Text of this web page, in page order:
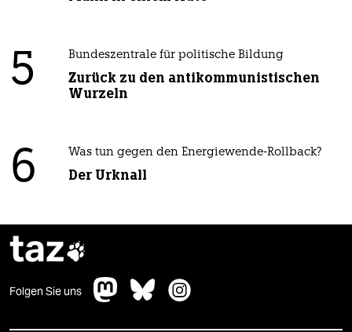
5 Bundeszentrale für politische Bildung
Zurück zu den antikommunistischen
Wurzeln
6 Was tun gegen den Energiewende-Rollback?
Der Urknall
taz
Folgen Sie uns